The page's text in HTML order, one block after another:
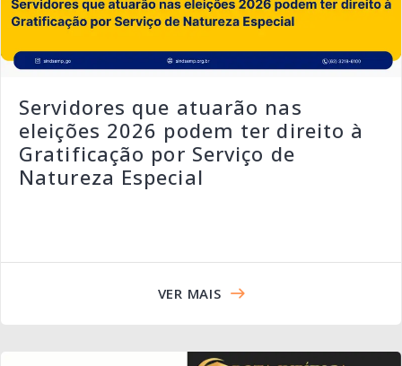
Servidores que atuarão nas
eleições 2026 podem ter direito à
Gratificação por Serviço de
Natureza Especial
VER MAIS